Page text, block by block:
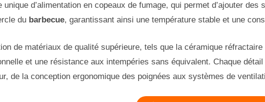
unique d’alimentation en copeaux de fumage, qui permet d’ajouter
du barbecue, garantissant ainsi une température stable et une
de matériaux de qualité supérieure, tels que la céramique
et une résistance aux intempéries sans équivalent. Chaque
de la conception ergonomique des poignées aux systèmes de